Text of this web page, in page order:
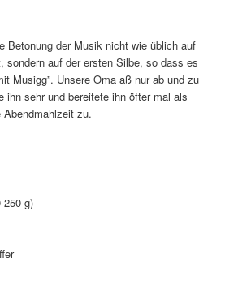
Betonung der Musik nicht wie üblich auf
sondern auf der ersten Silbe, so dass es
Musigg”. Unsere Oma aß nur ab und zu
ihn sehr und bereitete ihn öfter mal als
zu.
250 g)